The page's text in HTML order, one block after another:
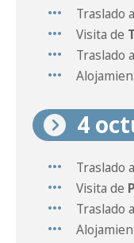
Traslado
Visita de
Traslado
4
Traslado
Visita de
Traslado